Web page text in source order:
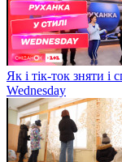
Як і тік-ток зняти і
Wednesday